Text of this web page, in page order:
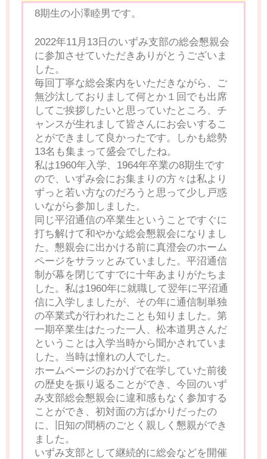
8期生の小澤睦男です。
2022年11月13日のいずみ支部の総会懇親会
に参加させていただきありがとうございま
した。
毎回丁寧な総会案内をいただきながら、ご
無沙汰しておりまして何とか１回でも出席
してご挨拶したいと思っていたところ、チ
ャンスが生れまして皆さんにお会いするこ
とができまして良かったです。しかも総勢
13名も集まって盛会でしたね。
私は1960年入学、1964年卒業の8期生です
ので、いずみ会にお集まりの方々は私より
ずっと若い方なのだろうと思って少し戸惑
いながら参加しました。
同じ平沼通信の卒業生ということですぐに
打ち解けて和やかな総会懇親会になりまし
た。懇親会に出かける前に真澄会のホーム
ページをサラッとみていました。平沼通信
制が幕を閉じてすでに十年あまりがたちま
した。私は1960年に就職して翌年に平沼通
信に入学しましたが、その年に通信制単独
の卒業式が行われたことも知りました。第
一期卒業生はたった一人、松本道男さんだ
ということは入学当時から聞かされていま
した。当時は憧れの人でした。
ホームページのおかげで在学していた前後
の歴史を振り返ることができ、今回のいず
み支部総会懇親会に違和感もなく参加する
ことができ、初対面の方ばかりだったの
に、旧知の間柄のごとく親しく懇親ができ
ました。
いずみ支部として継続的に総会などを開催